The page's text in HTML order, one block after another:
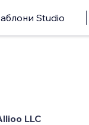
Studio
LLC